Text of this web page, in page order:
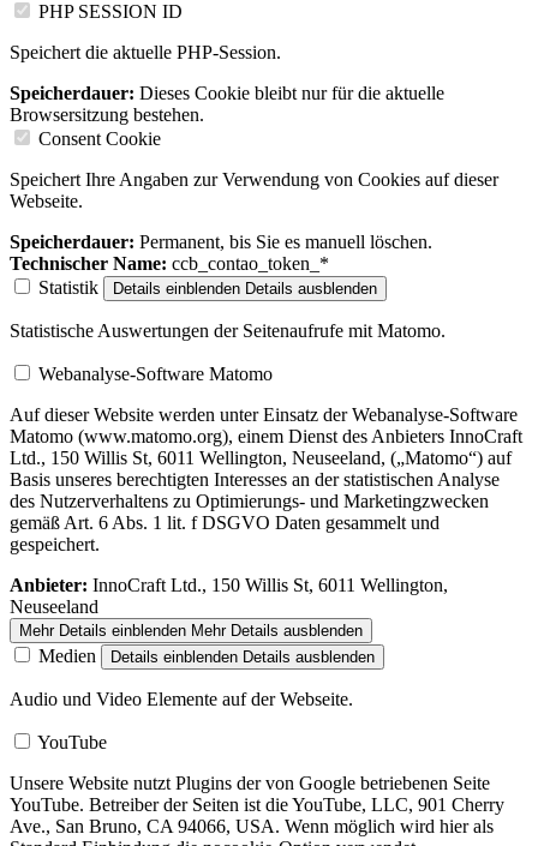
PHP SESSION ID
Speichert die aktuelle PHP-Session.
Speicherdauer: Dieses Cookie bleibt nur für die aktuelle
Browsersitzung bestehen.
Consent Cookie
Speichert Ihre Angaben zur Verwendung von Cookies auf dieser
Webseite.
Speicherdauer: Permanent, bis Sie es manuell löschen.
Technischer Name: ccb_contao_token_*
Statistik
Details einblenden Details ausblenden
Statistische Auswertungen der Seitenaufrufe mit Matomo.
Webanalyse-Software Matomo
Auf dieser Website werden unter Einsatz der Webanalyse-Software
Matomo (www.matomo.org), einem Dienst des Anbieters InnoCraft
Ltd., 150 Willis St, 6011 Wellington, Neuseeland, („Matomo“) auf
Basis unseres berechtigten Interesses an der statistischen Analyse
des Nutzerverhaltens zu Optimierungs- und Marketingzwecken
gemäß Art. 6 Abs. 1 lit. f DSGVO Daten gesammelt und
gespeichert.
Anbieter: InnoCraft Ltd., 150 Willis St, 6011 Wellington,
Neuseeland
Mehr Details einblenden Mehr Details ausblenden
Medien Details einblenden Details ausblenden
Audio und Video Elemente auf der Webseite.
YouTube
Unsere Website nutzt Plugins der von Google betriebenen Seite
YouTube. Betreiber der Seiten ist die YouTube, LLC, 901 Cherry
Ave., San Bruno, CA 94066, USA. Wenn möglich wird hier als